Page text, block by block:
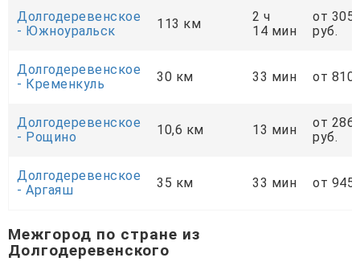
Долгодеревенское
- Южноуральск
113 км
2 ч
14 мин
от
руб.
Долгодеревенское
- Кременкуль
30 км 33 мин от 810
Долгодеревенское
- Рощино
10,6 км 13 мин
от
руб.
Долгодеревенское
- Аргаяш
35 км 33 мин от 945
Межгород по стране из
Долгодеревенского